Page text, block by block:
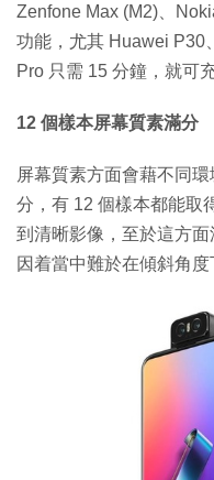
Zenfone Max (M2)、
功能，尤其 Huawei P30
Pro 只需 15 分鐘，就可
12 個樣本屏幕質素滿分
屏幕質素方面會藉不同
分，有 12 個樣本都能取
到清晰影像，至於這方面
因着當中難於在傾斜角度